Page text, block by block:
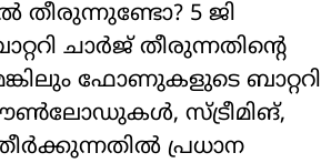
തീരുന്നുണ്ടോ? 5 ജി
ചാര്‍ജ് തീരുന്നതിന്റെ
ഫോണുകളുടെ ബാറ്ററി
സ്ട്രീമിങ്,
പ്രധാന